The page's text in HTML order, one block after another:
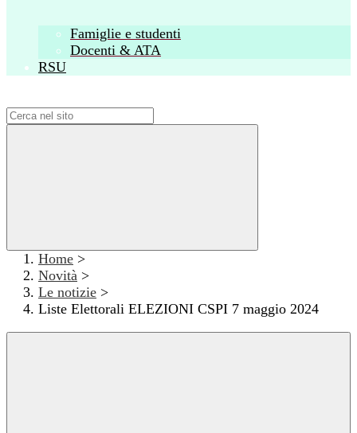
Famiglie e studenti
Docenti & ATA
RSU
Home >
Novità >
Le notizie >
Liste Elettorali ELEZIONI CSPI 7 maggio 2024